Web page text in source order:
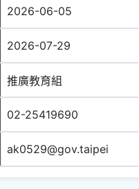
2026-06-05
2026-07-29
推廣教育組
02-25419690
ak0529@gov.taipei